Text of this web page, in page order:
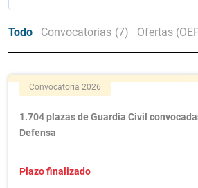
Todo Convocatorias (7) Ofertas
Convocatoria 2026
1.704 plazas de Guardia Civil
Defensa
Plazo finalizado